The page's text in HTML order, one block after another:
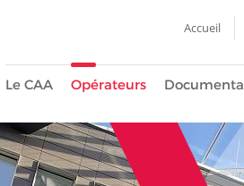
Accueil
Le CAA Opérateurs